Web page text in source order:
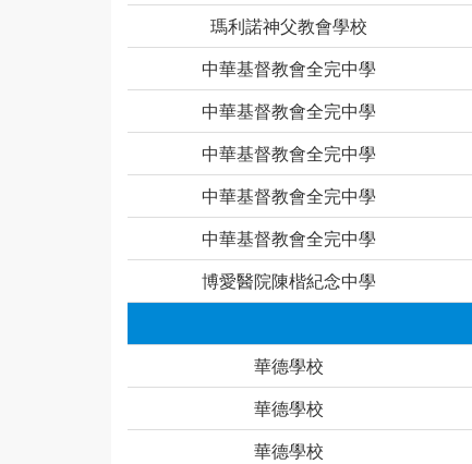
瑪利諾神父教會學校
中華基督教會全完中學
中華基督教會全完中學
中華基督教會全完中學
中華基督教會全完中學
中華基督教會全完中學
博愛醫院陳楷紀念中學
華德學校
華德學校
華德學校